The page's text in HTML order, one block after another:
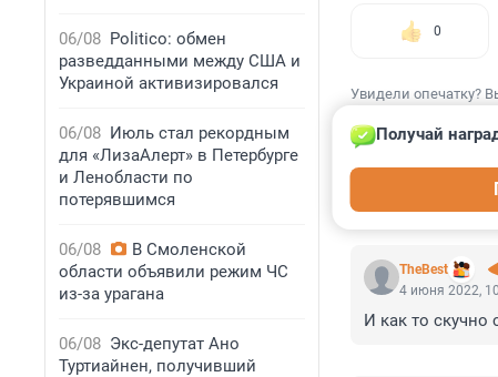
06/08 Politico: обмен
разведданными между США и
Украиной активизировался
06/08 Июль стал рекордным
для «ЛизаАлерт» в Петербурге
и Ленобласти по
потерявшимся
06/08
В Смоленской
области объявили режим ЧС
из-за урагана
06/08 Экс-депутат Ано
Туртиайнен, получивший
0
Увидели опечатку?
TheBest
Получай
4 июня 2022,
И как то скучно